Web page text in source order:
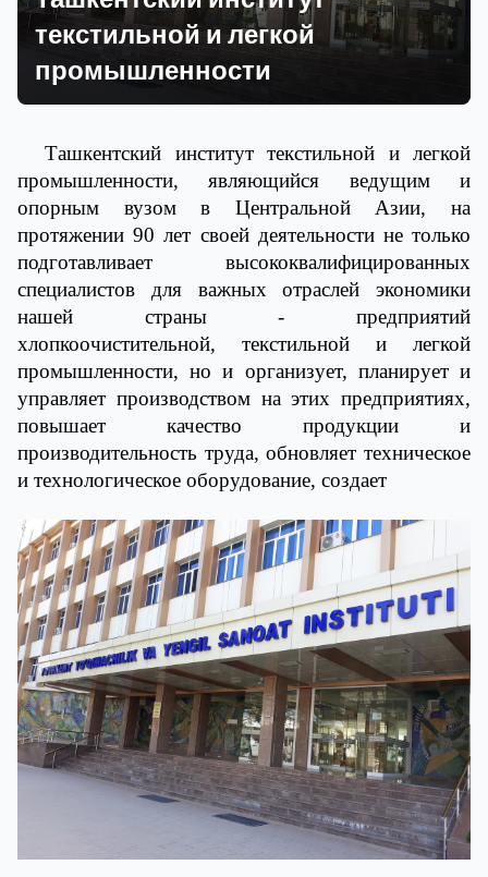
текстильной и легкой
промышленности
Ташкентский институт текстильной и легкой
промышленности, являющийся ведущим и
опорным вузом в Центральной Азии, на
протяжении 90 лет своей деятельности не только
подготавливает высококвалифицированных
специалистов для важных отраслей экономики
нашей страны - предприятий
хлопкоочистительной, текстильной и легкой
промышленности, но и организует, планирует и
управляет производством на этих предприятиях,
повышает качество продукции и
производительность труда, обновляет техническое
и технологическое оборудование, создает